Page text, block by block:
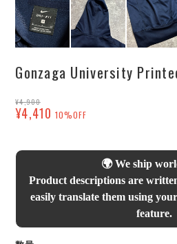
Gonzaga University
¥4,900
¥4,410 10%OFF
🌍 We ship
Product descriptions are
easily translate them using
feature.